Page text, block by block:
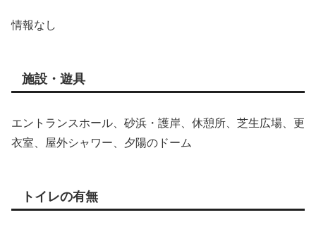
情報なし
施設・遊具
エントランスホール、砂浜・護岸、休憩所、芝生広場、更
衣室、屋外シャワー、夕陽のドーム
トイレの有無